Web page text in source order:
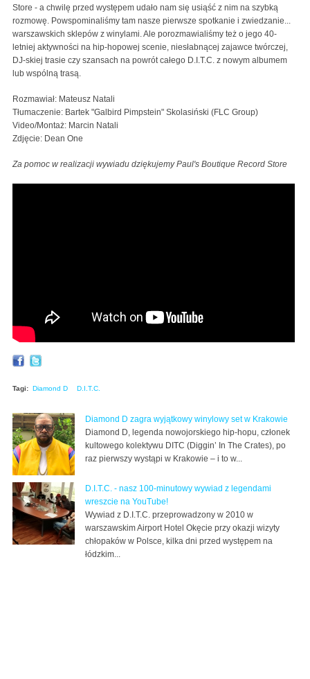
Store - a chwilę przed występem udało nam się usiąść z nim na szybką
rozmowę. Powspominaliśmy tam nasze pierwsze spotkanie i zwiedzanie...
warszawskich sklepów z winylami. Ale porozmawialiśmy też o jego 40-
letniej aktywności na hip-hopowej scenie, niesłabnącej zajawce twórczej,
DJ-skiej trasie czy szansach na powrót całego D.I.T.C. z nowym albumem
lub wspólną trasą.
Rozmawiał: Mateusz Natali
Tłumaczenie: Bartek "Galbird Pimpstein" Skolasiński (FLC Group)
Video/Montaż: Marcin Natali
Zdjęcie: Dean One
Za pomoc w realizacji wywiadu dziękujemy Paul's Boutique Record Store
Tagi: Diamond D D.I.T.C.
Diamond D zagra wyjątkowy winylowy set w Krakowie
Diamond D, legenda nowojorskiego hip-hopu, członek
kultowego kolektywu DITC (Diggin’ In The Crates), po
raz pierwszy wystąpi w Krakowie – i to w...
D.I.T.C. - nasz 100-minutowy wywiad z legendami
wreszcie na YouTube!
Wywiad z D.I.T.C. przeprowadzony w 2010 w
warszawskim Airport Hotel Okęcie przy okazji wizyty
chłopaków w Polsce, kilka dni przed występem na
łódzkim...